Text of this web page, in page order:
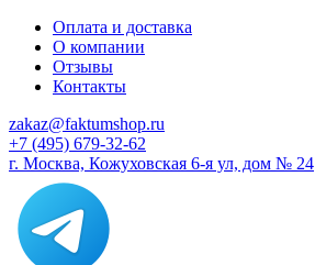
Оплата и доставка
О компании
Отзывы
Контакты
zakaz@faktumshop.ru
+7 (495) 679-32-62
г. Москва, Кожуховская 6-я ул, дом № 24